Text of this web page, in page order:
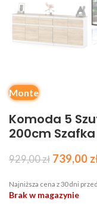
Monte
Komoda 5
200cm
929,00zł 739,00
Najniższa cena z 30 dni
Brak w magazynie